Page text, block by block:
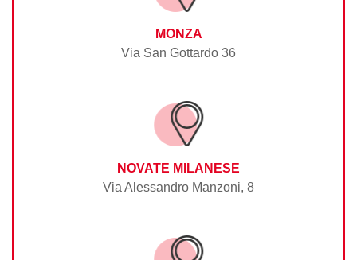
MONZA
Via San Gottardo 36
NOVATE MILANESE
Via Alessandro Manzoni, 8